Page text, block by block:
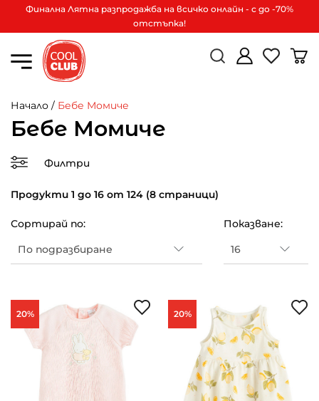
Финална Лятна разпродажба на всичко онлайн - с до -70%
отстъпка!
Начало / Бебе Момиче
Бебе Момиче
Филтри
Продукти 1 до 16 от 124 (8 страници)
Сортирай по: Показване:
20% 20%